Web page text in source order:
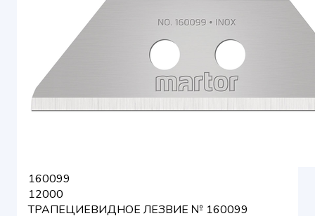
160099
12000
ТРАПЕЦИЕВИДНОЕ ЛЕЗВИЕ № 160099